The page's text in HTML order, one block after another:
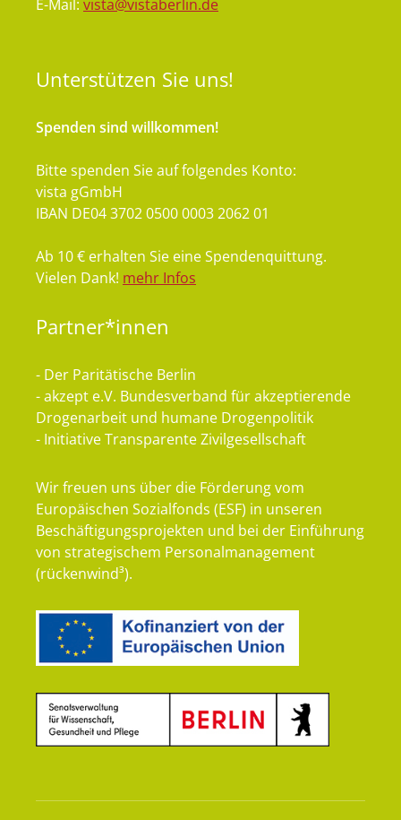
E-Mail: vista@vistaberlin.de
Unterstützen Sie uns!
Spenden sind willkommen!
Bitte spenden Sie auf folgendes Konto:
vista gGmbH
IBAN DE04 3702 0500 0003 2062 01
Ab 10 € erhalten Sie eine Spendenquittung.
Vielen Dank! mehr Infos
Partner*innen
- Der Paritätische Berlin
- akzept e.V. Bundesverband für akzeptierende
Drogenarbeit und humane Drogenpolitik
- Initiative Transparente Zivilgesellschaft
Wir freuen uns über die Förderung vom
Europäischen Sozialfonds (ESF) in unseren
Beschäftigungsprojekten und bei der Einführung
von strategischem Personalmanagement
(rückenwind³).